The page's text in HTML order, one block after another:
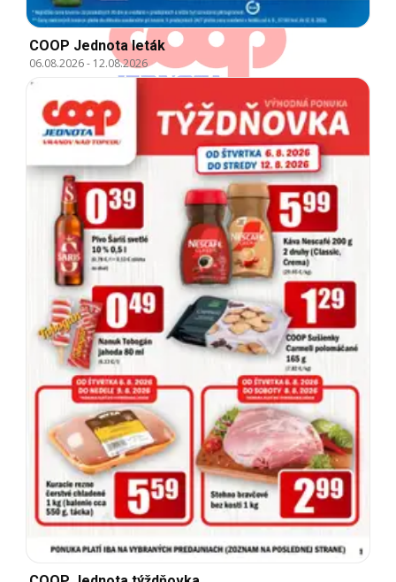
COOP Jednota leták
06.08.2026- 12.08.2026